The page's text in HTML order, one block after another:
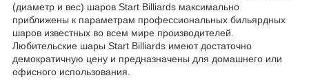
(диаметр и вес) шаров Start Billiards максимально
приближены к параметрам профессиональных бильярдных
шаров известных во всем мире производителей.
Любительские шары Start Billiards имеют достаточно
демократичную цену и предназначены для домашнего или
офисного использования.